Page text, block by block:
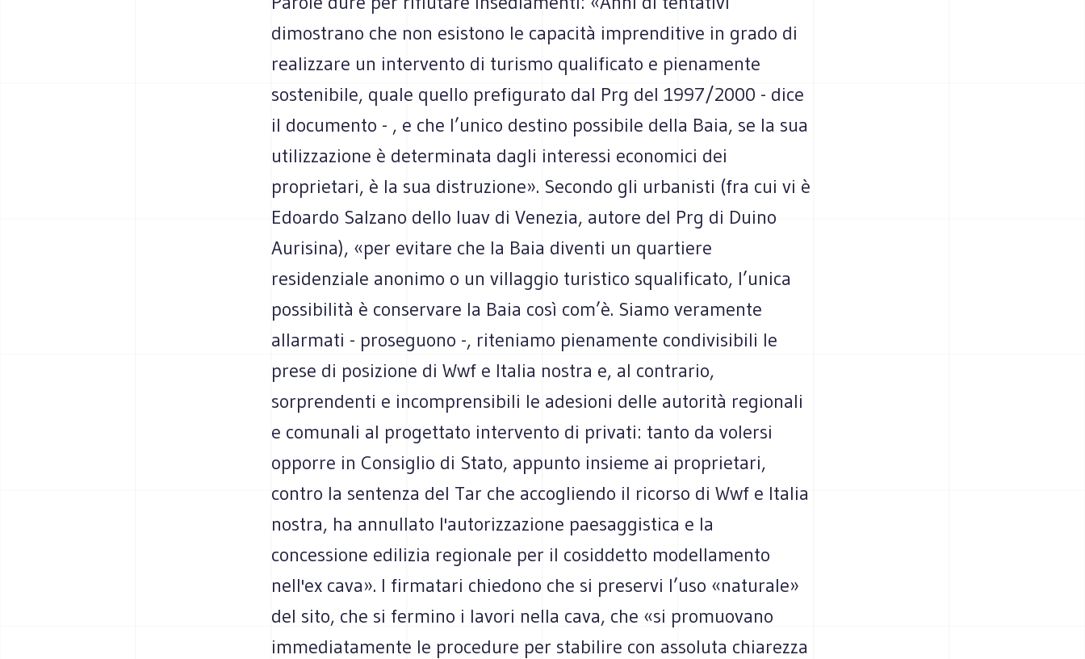
dimostrano che non esistono le capacità imprenditive in grado di
realizzare un intervento di turismo qualificato e pienamente
sostenibile, quale quello prefigurato dal Prg del 1997/2000 - dice
il documento - , e che l’unico destino possibile della Baia, se la sua
utilizzazione è determinata dagli interessi economici dei
proprietari, è la sua distruzione». Secondo gli urbanisti (fra cui vi è
Edoardo Salzano dello Iuav di Venezia, autore del Prg di Duino
Aurisina), «per evitare che la Baia diventi un quartiere
residenziale anonimo o un villaggio turistico squalificato, l’unica
possibilità è conservare la Baia così com’è. Siamo veramente
allarmati - proseguono -, riteniamo pienamente condivisibili le
prese di posizione di Wwf e Italia nostra e, al contrario,
sorprendenti e incomprensibili le adesioni delle autorità regionali
e comunali al progettato intervento di privati: tanto da volersi
opporre in Consiglio di Stato, appunto insieme ai proprietari,
contro la sentenza del Tar che accogliendo il ricorso di Wwf e Italia
nostra, ha annullato l'autorizzazione paesaggistica e la
concessione edilizia regionale per il cosiddetto modellamento
nell'ex cava». I firmatari chiedono che si preservi l’uso «naturale»
del sito, che si fermino i lavori nella cava, che «si promuovano
immediatamente le procedure per stabilire con assoluta chiarezza